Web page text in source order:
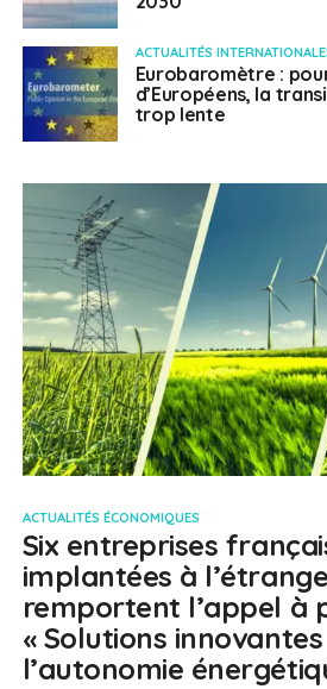
ACTUALITÉS
Eurobaromètre :
d’Européens, la
trop lente
ACTUALITÉS ÉCONOMIQUES
Six entreprises
implantées à
remportent l’appel à
« Solutions
l’autonomie